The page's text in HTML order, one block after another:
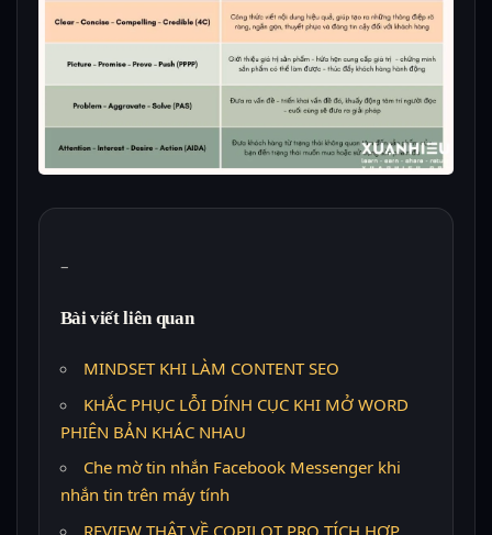
–
Bài viết liên quan
MINDSET KHI LÀM CONTENT SEO
KHẮC PHỤC LỖI DÍNH CỤC KHI MỞ WORD
PHIÊN BẢN KHÁC NHAU
Che mờ tin nhắn Facebook Messenger khi
nhắn tin trên máy tính
REVIEW THẬT VỀ COPILOT PRO TÍCH HỢP